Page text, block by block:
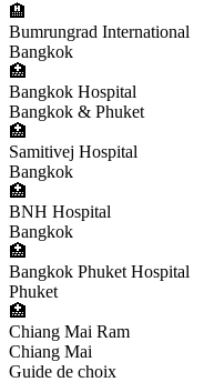
🏨
Bumrungrad International
Bangkok
🏥
Bangkok Hospital
Bangkok & Phuket
🏥
Samitivej Hospital
Bangkok
🏥
BNH Hospital
Bangkok
🏥
Bangkok Phuket Hospital
Phuket
🏥
Chiang Mai Ram
Chiang Mai
Guide de choix